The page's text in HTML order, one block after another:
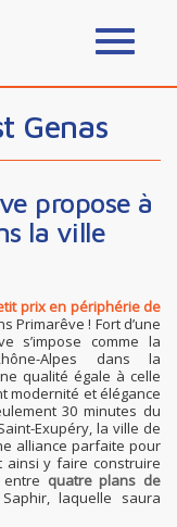
Genas
propose à
la ville
prix en périphérie de
Primarêve ! Fort d’une
s’impose comme la
Alpes dans la
qualité égale à celle
modernité et élégance
30 minutes du
Exupéry, la ville de
alliance parfaite pour
y faire construire
quatre plans de
laquelle saura